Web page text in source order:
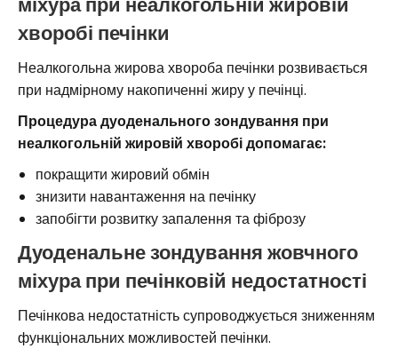
хворобі печінки
Неалкогольна жирова хвороба печінки розвивається
при надмірному накопиченні жиру у печінці.
Процедура дуоденального зондування при
неалкогольній жировій хворобі допомагає:
покращити жировий обмін
знизити навантаження на печінку
запобігти розвитку запалення та фіброзу
Дуоденальне зондування жовчного
міхура при печінковій недостатності
Печінкова недостатність супроводжується зниженням
функціональних можливостей печінки.